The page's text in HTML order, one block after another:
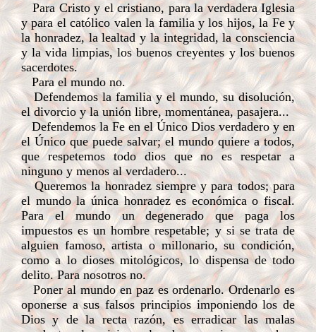
Para Cristo y el cristiano, para la verdadera Iglesia
y para el católico valen la familia y los hijos, la Fe y
la honradez, la lealtad y la integridad, la consciencia
y la vida limpias, los buenos creyentes y los buenos
sacerdotes.
Para el mundo no.
Defendemos la familia y el mundo, su disolución,
el divorcio y la unión libre, momentánea, pasajera...
Defendemos la Fe en el Único Dios verdadero y en
el Único que puede salvar; el mundo quiere a todos,
que respetemos todo dios que no es respetar a
ninguno y menos al verdadero...
Queremos la honradez siempre y para todos; para
el mundo la única honradez es económica o fiscal.
Para el mundo un degenerado que paga los
impuestos es un hombre respetable; y si se trata de
alguien famoso, artista o millonario, su condición,
como a lo dioses mitológicos, lo dispensa de todo
delito. Para nosotros no.
Poner al mundo en paz es ordenarlo. Ordenarlo es
oponerse a sus falsos principios imponiendo los de
Dios y de la recta razón, es erradicar las malas